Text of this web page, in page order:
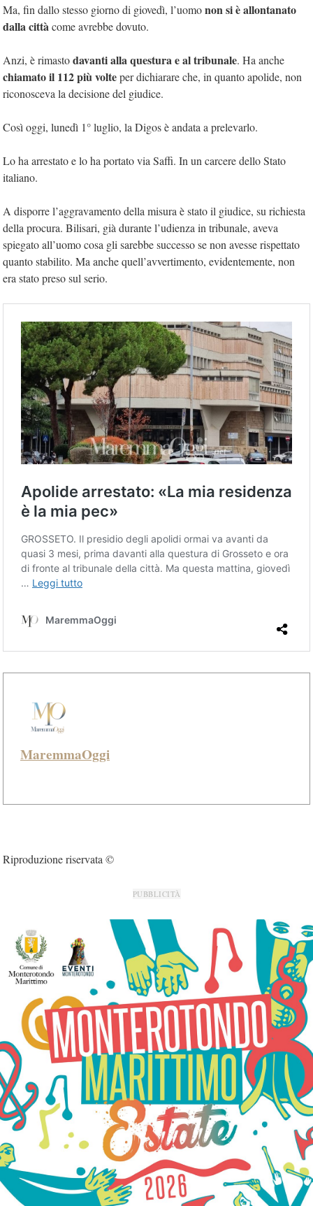
Ma, fin dallo stesso giorno di giovedì, l’uomonon si è allontanato
dalla cittàcome avrebbe dovuto.
Anzi, è rimastodavanti alla questura e al tribunale. Ha anche
chiamato il 112 più volteper dichiarare che, in quanto apolide, non
riconosceva la decisione del giudice.
Così oggi, lunedì 1° luglio, la Digos è andata a prelevarlo.
Lo ha arrestato e lo ha portato via Saffi. In un carcere dello Stato
italiano.
A disporre l’aggravamento della misura è stato il giudice, su richiesta
della procura. Bilisari, già durante l’udienza in tribunale, aveva
spiegato all’uomo cosa gli sarebbe successo se non avesse rispettato
quanto stabilito. Ma anche quell’avvertimento, evidentemente, non
era stato preso sul serio.
MaremmaOggi
Riproduzione riservata ©
PUBBLICITÀ